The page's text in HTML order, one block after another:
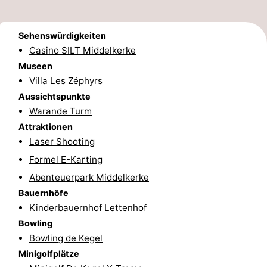
Ypern
Die
Küste
Natur
Het
Zwin
Knokke-
Heist
Zeebrugge
Blankenberge
Wenduine
De
Haan
Bredene
Ostende
Sehenswürdigkeiten
Casino SILT Middelkerke
Museen
Villa Les Zéphyrs
Aussichtspunkte
Warande Turm
Attraktionen
Laser Shooting
Formel E-Karting
Abenteuerpark Middelkerke
Bauernhöfe
Kinderbauernhof Lettenhof
Bowling
Bowling de Kegel
Minigolfplätze